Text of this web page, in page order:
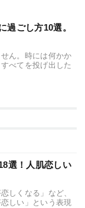
過ごし方10選。
ん。時には何かか
べてを投げ出した
選！人肌恋しい
しくなる」など、
しい」という表現